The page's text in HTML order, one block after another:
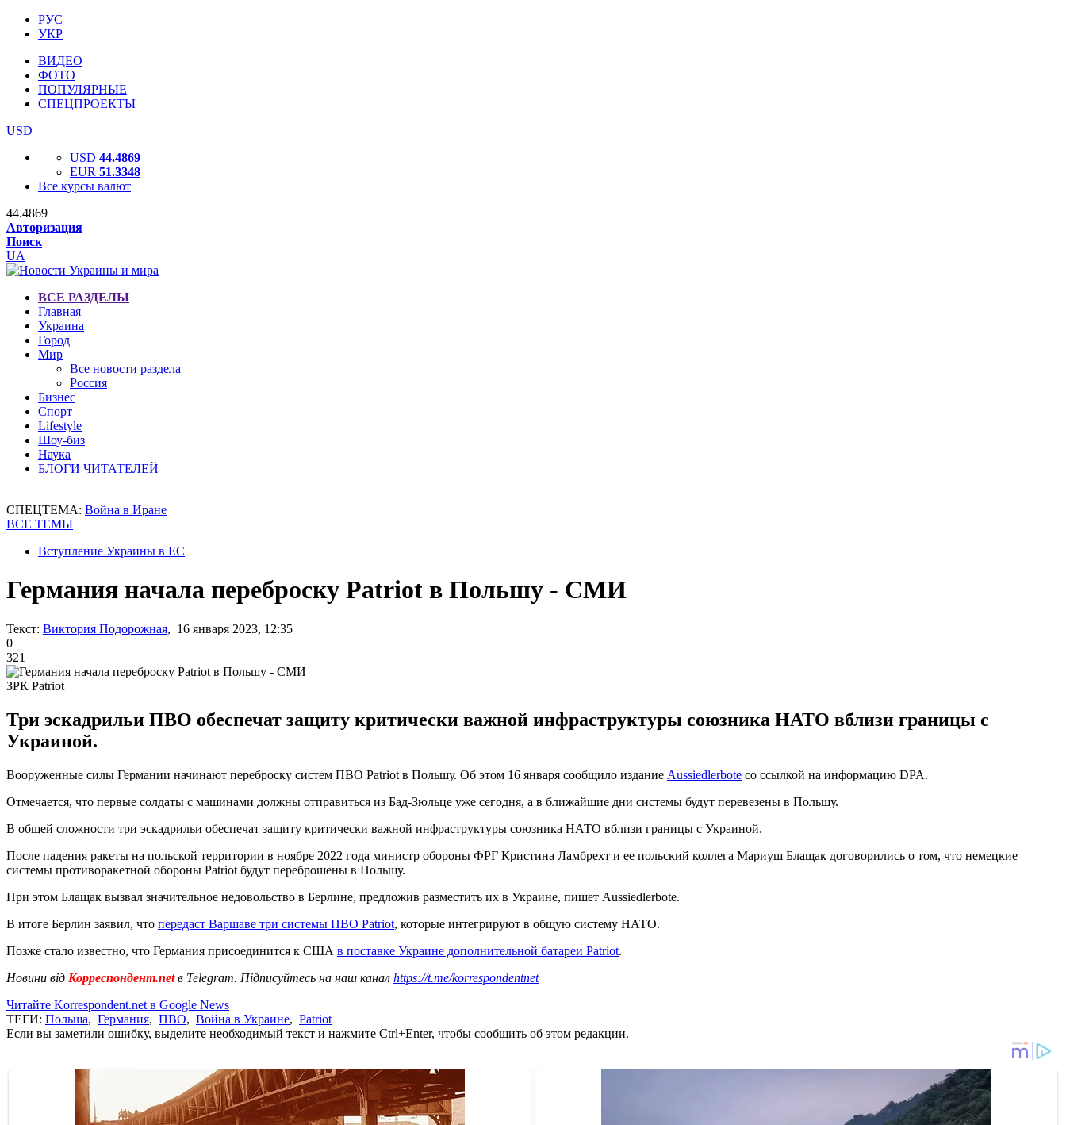
РУС
УКР
ВИДЕО
ФОТО
ПОПУЛЯРНЫЕ
СПЕЦПРОЕКТЫ
USD
USD 44.4869
EUR 51.3348
Все курсы валют
44.4869
Авторизация
Поиск
UA
ВСЕ РАЗДЕЛЫ
Главная
Украина
Город
Мир
Все новости раздела
Россия
Бизнес
Спорт
Lifestyle
Шоу-биз
Наука
БЛОГИ ЧИТАТЕЛЕЙ
СПЕЦТЕМА: Война в Иране
ВСЕ ТЕМЫ
Вступление Украины в ЕС
Германия начала переброску Patriot в Польшу - СМИ
Текст: Виктория Подорожная, 16 января 2023, 12:35
0
321
ЗРК Patriot
Три эскадрильи ПВО обеспечат защиту критически важной инфраструктуры союзника НАТО вблизи границы с
Украиной.
Вооруженные силы Германии начинают переброску систем ПВО Patriot в Польшу. Об этом 16 января сообщило издание Aussiedlerbote со ссылкой на информацию DPA.
Отмечается, что первые солдаты с машинами должны отправиться из Бад-Зюльце уже сегодня, а в ближайшие дни системы будут перевезены в Польшу.
В общей сложности три эскадрильи обеспечат защиту критически важной инфраструктуры союзника НАТО вблизи границы с Украиной.
После падения ракеты на польской территории в ноябре 2022 года министр обороны ФРГ Кристина Ламбрехт и ее польский коллега Мариуш Блащак договорились о том, что немецкие
системы противоракетной обороны Patriot будут переброшены в Польшу.
При этом Блащак вызвал значительное недовольство в Берлине, предложив разместить их в Украине, пишет Aussiedlerbote.
В итоге Берлин заявил, что передаст Варшаве три системы ПВО Patriot, которые интегрируют в общую систему НАТО.
Позже стало известно, что Германия присоединится к США в поставке Украине дополнительной батареи Patriot.
Новини від Корреспондент.netв Telegram. Підписуйтесь на наш канал https://t.me/korrespondentnet
Читайте Korrespondent.net в Google News
ТЕГИ: Польша, Германия, ПВО, Война в Украине, Patriot
Если вы заметили ошибку, выделите необходимый текст и нажмите Ctrl+Enter, чтобы сообщить об этом редакции.